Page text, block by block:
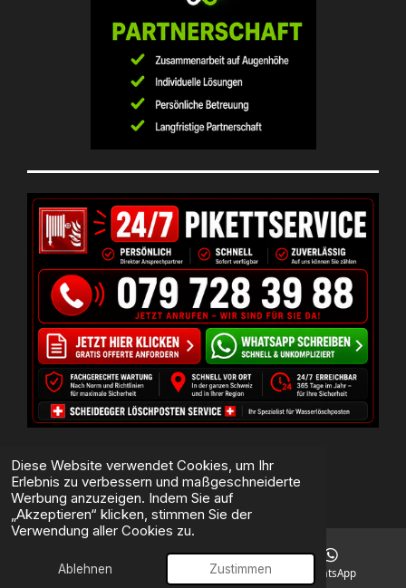
Diese Website verwendet Cookies, um Ihr
Erlebnis zu verbessern und maßgeschneiderte
Werbung anzuzeigen. Indem Sie auf
„Akzeptieren“ klicken, stimmen Sie der
Verwendung aller Cookies zu.
Ablehnen Zustimmen
Mit Unterstützung von Webador
E-Mail Telefon WhatsApp